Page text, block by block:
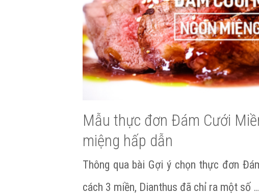
Mẫu thực đơn Đám Cưới
miệng hấp dẫn
Thông qua bài Gợi ý chọn thực đơn
cách 3 miền, Dianthus đã chỉ ra một số …